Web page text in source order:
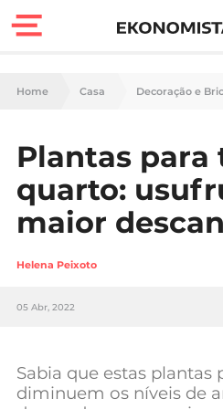
Finanças
Carreira
Casa
Lifestyle
Sociedade
Negócios
Home Casa Decoração e
Plantas para
quarto:
maior
Helena Peixoto
05 Abr, 2022
Sabia que estas plantas
diminuem os níveis de